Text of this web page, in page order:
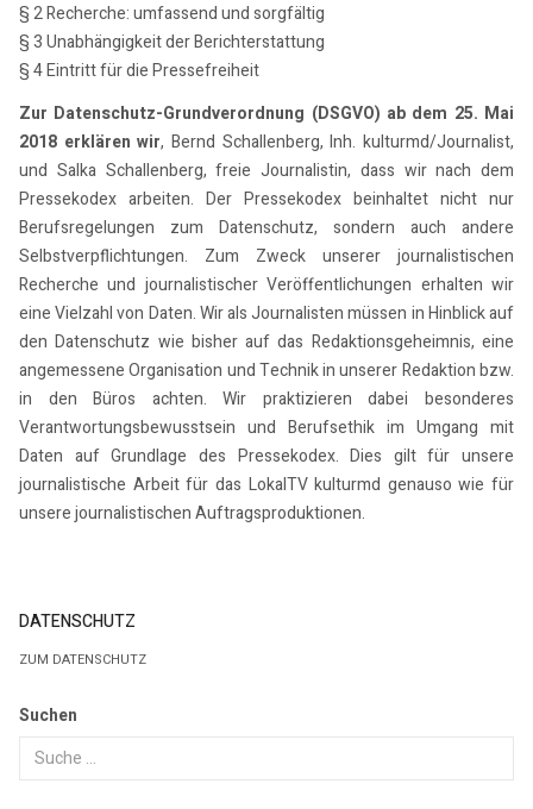
§ 2 Recherche: umfassend und sorgfältig
§ 3 Unabhängigkeit der Berichterstattung
§ 4 Eintritt für die Pressefreiheit
Zur Datenschutz-Grundverordnung (DSGVO) ab dem 25. Mai
2018 erklären wir, Bernd Schallenberg, Inh. kulturmd/Journalist,
und Salka Schallenberg, freie Journalistin, dass wir nach dem
Pressekodex arbeiten. Der Pressekodex beinhaltet nicht nur
Berufsregelungen zum Datenschutz, sondern auch andere
Selbstverpflichtungen. Zum Zweck unserer journalistischen
Recherche und journalistischer Veröffentlichungen erhalten wir
eine Vielzahl von Daten. Wir als Journalisten müssen in Hinblick auf
den Datenschutz wie bisher auf das Redaktionsgeheimnis, eine
angemessene Organisation und Technik in unserer Redaktion bzw.
in den Büros achten. Wir praktizieren dabei besonderes
Verantwortungsbewusstsein und Berufsethik im Umgang mit
Daten auf Grundlage des Pressekodex. Dies gilt für unsere
journalistische Arbeit für das LokalTV kulturmd genauso wie für
unsere journalistischen Auftragsproduktionen.
DATENSCHUTZ
ZUM DATENSCHUTZ
Suchen